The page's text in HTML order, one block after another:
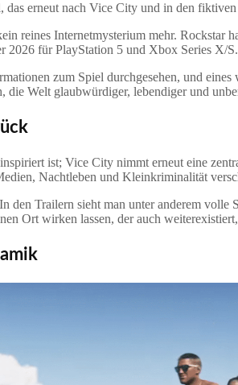
erneut nach Vice City und in den
reines Internetmysterium mehr.
2026 für PlayStation 5 und Xbox Series X/
zum Spiel durchgesehen, und
Welt glaubwürdiger, lebendiger und
ist; Vice City nimmt erneut eine
Nachtleben und Kleinkriminalität
den Trailern sieht man unter anderem
Ort wirken lassen, der auch